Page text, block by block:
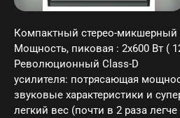
Компактный стерео-микшерный
Мощность, пиковая : 2х600 Вт (
Революционный Class-D
усилителя: потрясающая
звуковые характеристики и
легкий вес (почти в 2 раза